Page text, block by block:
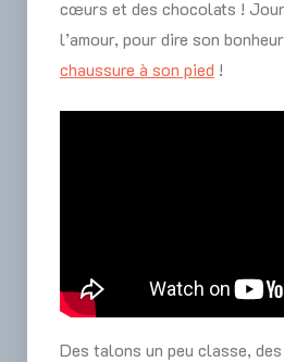
cœurs et des chocolats !
l’amour, pour dire son
chaussure à son pied !
Des talons un peu classe,